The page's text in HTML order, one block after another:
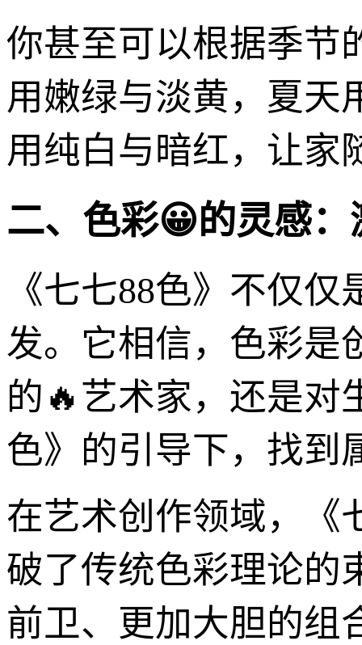
你甚至可以根据季节
用嫩绿与淡黄，夏天
用纯白与暗红，让家
二、色彩😀的灵感
《七七88色》不仅
发。它相信，色彩是
的🔥艺术家，还是对
色》的引导下，找到
在艺术创作领域，《
破了传统色彩理论的
前卫、更加大胆的组